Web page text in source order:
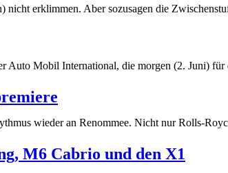
erklimmen. Aber sozusagen die
Mobil International, die morgen (2. Juni)
wieder an Renommee. Nicht nur Rolls-
M6 Cabrio und den X1